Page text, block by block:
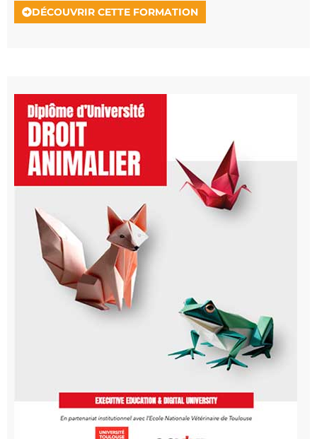
DÉCOUVRIR CETTE FORMATION